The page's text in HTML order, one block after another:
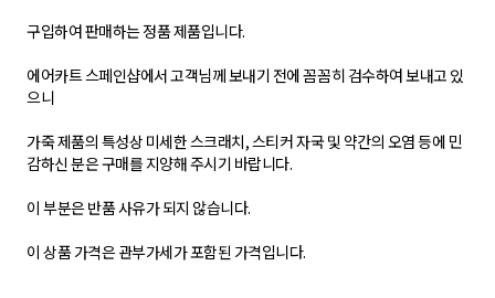
구입하여 판매하는 정품 제품입니다.
에어카트 스페인샵에서 고객님께 보내기 전에 꼼꼼히 검수하여 보내고 있
으니
가죽 제품의 특성상 미세한 스크래치, 스티커 자국 및 약간의 오염 등에 민
감하신 분은 구매를 지양해 주시기 바랍니다.
이 부분은 반품 사유가 되지 않습니다.
이 상품 가격은 관부가세가 포함된 가격입니다.